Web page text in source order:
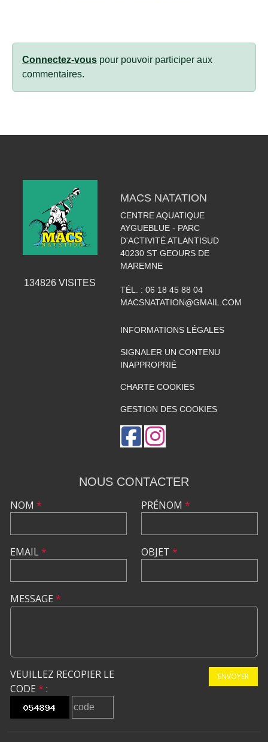
Connectez-vous pour pouvoir participer aux
commentaires.
134826 VISITES
MACS NATATION
CENTRE AQUATIQUE
AYGUEBLUE - PARC
D'ACTIVITÉ ATLANTISUD
40230 ST GEOURS DE
MAREMNE
TÉL. : 06 18 45 88 04
MACSNATATION@GMAIL.COM
INFORMATIONS LÉGALES
SIGNALER UN CONTENU
INAPPROPRIÉ
CHARTE COOKIES
GESTION DES COOKIES
NOUS CONTACTER
NOM *
EMAIL*
PRÉNOM *
OBJET *
MESSAGE *
VEUILLEZ RECOPIER LE
CODE * :
ENVOYER